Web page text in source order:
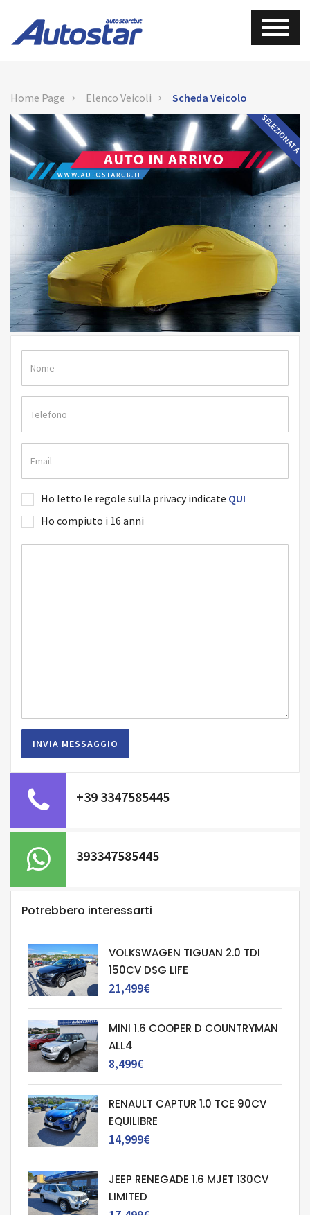
Home Page Elenco Veicoli Scheda Veicolo
SELEZIONATA
Ho letto le regole sulla privacy indicate QUI
Ho compiuto i 16 anni
+39 3347585445
393347585445
Potrebbero interessarti
VOLKSWAGEN TIGUAN 2.0 TDI
150CV DSG LIFE
21,499€
MINI 1.6 COOPER D COUNTRYMAN
ALL4
8,499€
RENAULT CAPTUR 1.0 TCE 90CV
EQUILIBRE
14,999€
JEEP RENEGADE 1.6 MJET 130CV
LIMITED